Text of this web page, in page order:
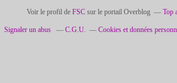
Voir le profil de FSCsur le portail Overblog Top
Signaler un abus C.G.U. Cookies et données